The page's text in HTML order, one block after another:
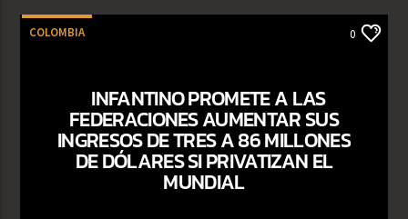
COLOMBIA 0
INFANTINO PROMETE A LAS
FEDERACIONES AUMENTAR SUS
INGRESOS DE TRES A 86 MILLONES
DE DÓLARES SI PRIVATIZAN EL
MUNDIAL